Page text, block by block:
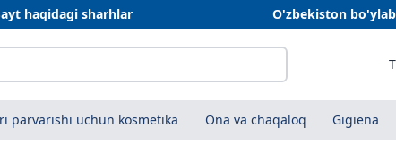
haqidagi sharhlar O'zbekiston
parvarishi uchun kosmetika Ona va chaqaloq Gigiena